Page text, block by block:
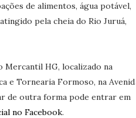
de alimentos, água potável,
pela cheia do Rio Juruá,
Mercantil HG, localizado na
e Tornearia Formoso, na Avenida
de outra forma pode entrar em
no Facebook.